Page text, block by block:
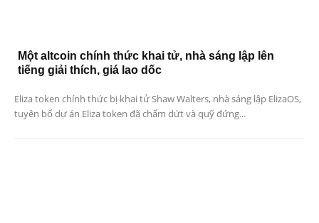
Một altcoin chính thức khai tử, nhà sáng lập lên
tiếng giải thích, giá lao dốc
Eliza token chính thức bị khai tử Shaw Walters, nhà sáng lập ElizaOS,
tuyên bố dự án Eliza token đã chấm dứt và quỹ đứng...